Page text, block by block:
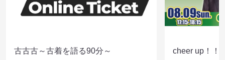
古古古～古着を語る90分～
cheer up！